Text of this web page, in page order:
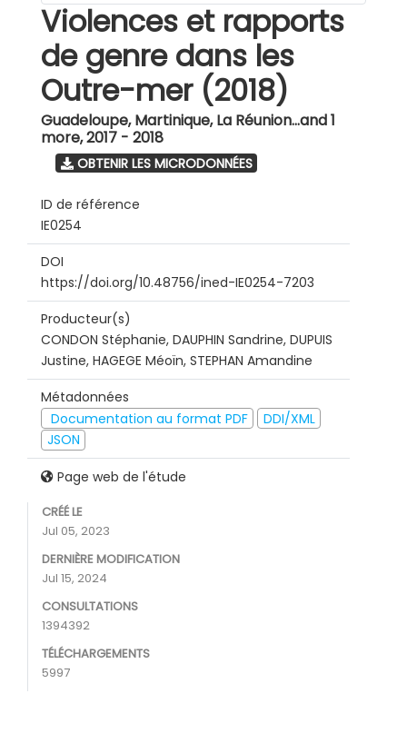
Violences et rapports
de genre dans les
Outre-mer (2018)
Guadeloupe, Martinique, La Réunion...and 1
more,2017 - 2018
OBTENIR LES MICRODONNÉES
ID de référence
IE0254
DOI
https://doi.org/10.48756/ined-IE0254-7203
Producteur(s)
CONDON Stéphanie, DAUPHIN Sandrine, DUPUIS
Justine, HAGEGE Méoïn, STEPHAN Amandine
Métadonnées
Documentation au format PDF
DDI/XML
JSON
Page web de l'étude
CRÉÉ LE
Jul 05, 2023
DERNIÈRE MODIFICATION
Jul 15, 2024
CONSULTATIONS
1394392
TÉLÉCHARGEMENTS
5997